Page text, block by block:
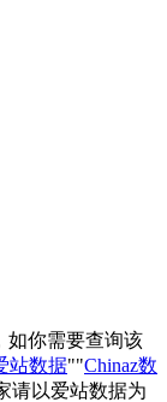
如你需要查询该
站数据""Chinaz数
请以爱站数据为